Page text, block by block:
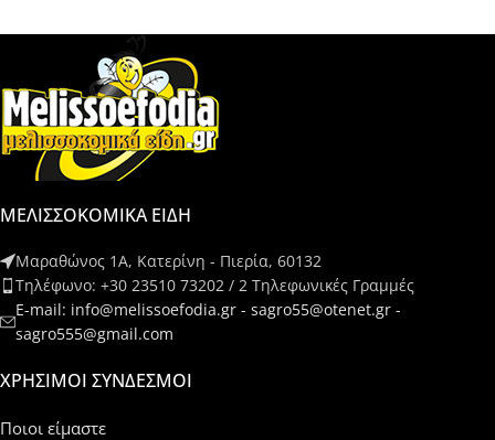
ΜΕΛΙΣΣΟΚΟΜΙΚΑ ΕΙΔΗ
Μαραθώνος 1Α, Κατερίνη - Πιερία, 60132
Τηλέφωνο: +30 23510 73202 / 2 Τηλεφωνικές Γραμμές
E-mail: info@melissoefodia.gr - sagro55@otenet.gr -
sagro555@gmail.com
ΧΡΉΣΙΜΟΙ ΣΎΝΔΕΣΜΟΙ
Ποιοι είμαστε